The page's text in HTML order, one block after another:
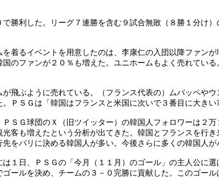
勝利した。リーグ７連勝を含む９試合無敗（８勝１分け
着るイベントを用意したのは、李康仁の入団以降ファン
のファンが２０％も増えた。ユニホームもよく売れてい
飛ぶように売れている。（フランス代表の）ムバッペや
ＰＳＧは「韓国はフランスと米国に次いで３番目に大きい
ＰＳＧ球団のＸ（旧ツイッター）の韓国人フォロワーは２
客も増えたという分析が出てきた。韓国とフランスを行
をパリに決める韓国人が多い。今後さらに多くの韓国人が
１日、ＰＳＧの「今月（１１月）のゴール」の主人公に
ールを決め、チームの３－０完勝に貢献した。このゴー